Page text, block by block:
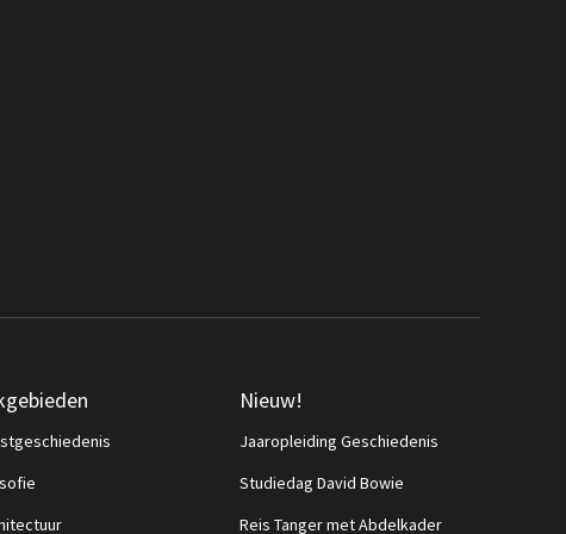
Nieuw!
Jaaropleiding Geschiedenis
Studiedag David Bowie
Reis Tanger met Abdelkader